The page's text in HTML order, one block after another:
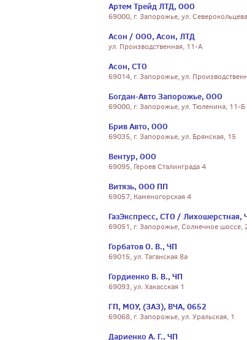
Артем Трейд ЛТД, ООО
69000, г. Запорожье, ул.
Асон / ООО, Асон, ЛТД
ул. Производственная, 11-А
Асон, СТО
69014, г. Запорожье, ул.
Богдан-Авто Запорожье, ООО
69000, г. Запорожье, ул. Тюленина, 11-Б
Брив Авто, ООО
69035, г. Запорожье, ул. Брянская, 15
Вентур, ООО
69095, Героев Сталинграда 4
Витязь, ООО ПП
69057, Каменогорская 4
ГазЭкспресс, СТО / Лихошерстная,
69051, г. Запорожье, Солнечное шоссе,
Горбатов О. В., ЧП
69015, ул. Таганская 8а
Гордиенко В. В., ЧП
69093, ул. Хакасская 1
ГП, МОУ, (ЗАЗ), ВЧА, 0652
69068, г. Запорожье, ул. Уральская, 1
Дариенко А. Г., ЧП